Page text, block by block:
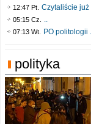
12:47 Pt. Czytaliście już
05:15 Cz. ..
07:13 Wt. PO politologii
polityka